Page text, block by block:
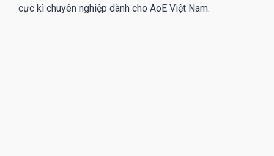
cực kì chuyên nghiệp dành cho AoE Việt Nam.